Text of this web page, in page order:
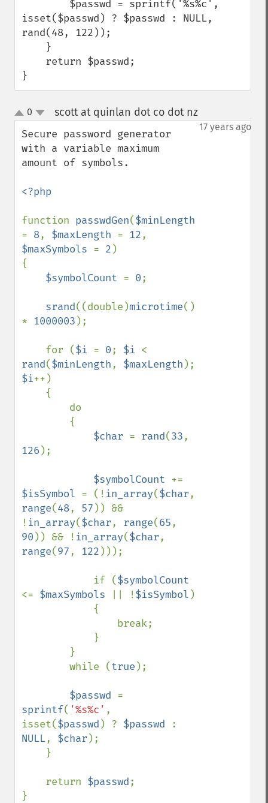
isset($passwd) ? $passwd : NULL,
rand(48, 122));
}
up
down
0 scott at quinlan dot co dot nz¶
17 years ago
Secure password generator
with a variable maximum
amount of symbols.
<?php
function passwdGen(
= 8, $maxLength = 12
$maxSymbols = 2 )
{
$symbolCount = 0;
srand((double)microtime()
* 1000003 );
    for (
$i = 0; $i
rand($minLength, $maxLength
$i++)
$char = rand(33
126 );
$symbolCount
$isSymbol = (! in_array($char
range(48, 57 )) &&
! in_array($char, range(65
90 )) && ! in_array($char
range(97, 122 )));
            if (
<= $maxSymbols || !$isSymbol )
        while (
true );
$passwd
sprintf( '%s%c' ,
isset($passwd ) ? $passwd
NULL, $char );
    return
$passwd;
}